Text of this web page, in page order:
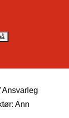
Ansvarleg
Ann